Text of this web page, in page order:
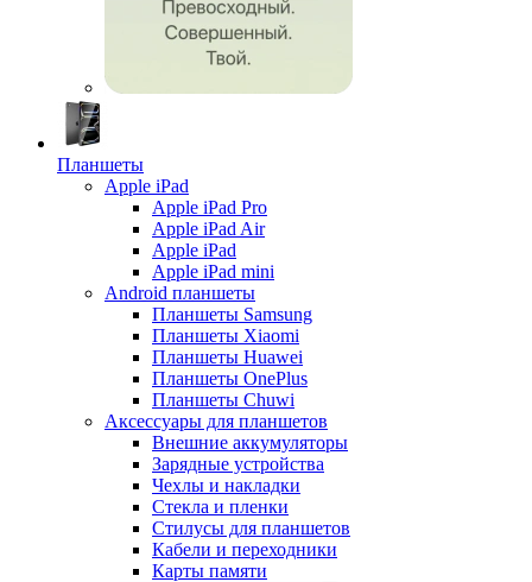
Планшеты
Apple iPad
Apple iPad Pro
Apple iPad Air
Apple iPad
Apple iPad mini
Android планшеты
Планшеты Samsung
Планшеты Xiaomi
Планшеты Huawei
Планшеты OnePlus
Планшеты Chuwi
Аксессуары для планшетов
Внешние аккумуляторы
Зарядные устройства
Чехлы и накладки
Стекла и пленки
Стилусы для планшетов
Кабели и переходники
Карты памяти